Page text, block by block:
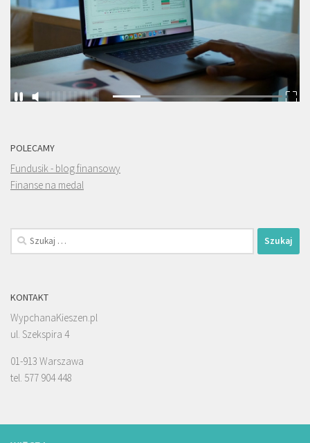
POLECAMY
Fundusik - blog finansowy
Finanse na medal
Szukaj:
KONTAKT
WypchanaKieszen.pl
ul. Szekspira 4
01-913 Warszawa
tel. 577 904 448